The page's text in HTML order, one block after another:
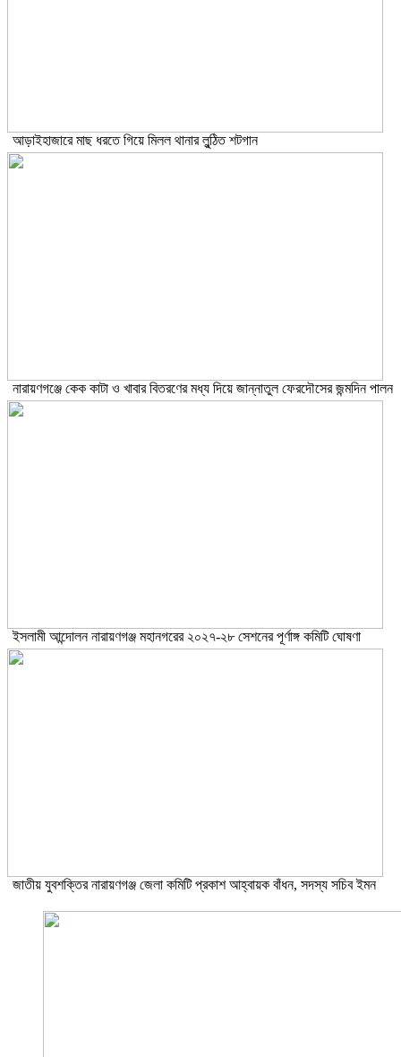
আড়াইহাজারে মাছ ধরতে গিয়ে মিলল থানার লুন্ঠিত শটগান
নারায়ণগঞ্জে কেক কাটা ও খাবার বিতরণের মধ্য দিয়ে জান্নাতুল ফেরদৌসের জন্মদিন পালন
ইসলামী আন্দোলন নারায়ণগঞ্জ মহানগরের ২০২৭-২৮ সেশনের পূর্ণাঙ্গ কমিটি ঘোষণা
জাতীয় যুবশক্তির নারায়ণগঞ্জ জেলা কমিটি প্রকাশ আহ্বায়ক বাঁধন, সদস্য সচিব ইমন